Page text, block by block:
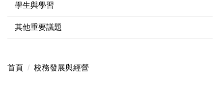
學生與學習
其他重要議題
首頁 校務發展與經營